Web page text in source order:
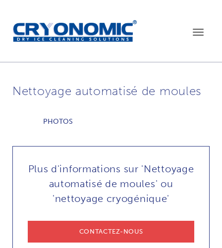
Toggle
Nettoyage automatisé de moules
PHOTOS
Plus d'informations sur 'Nettoyage
automatisé de moules' ou
'nettoyage cryogénique'
CONTACTEZ-NOUS